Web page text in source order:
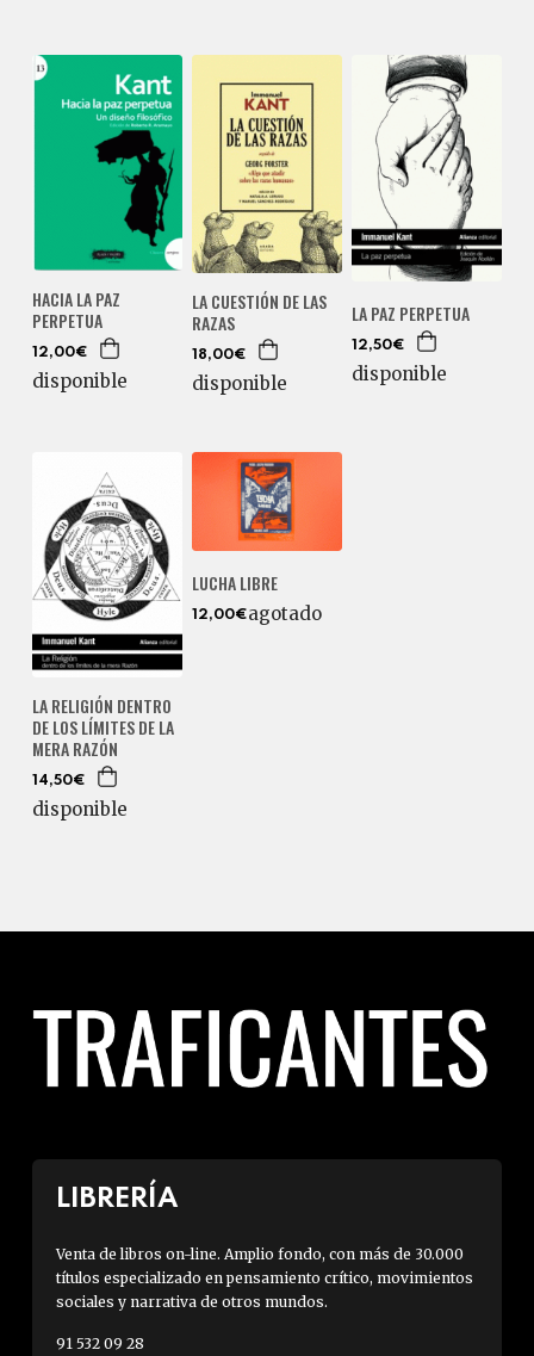
HACIA LA PAZ
PERPETUA
12,00€
disponible
LA CUESTIÓN DE LAS
RAZAS
18,00€
disponible
LA PAZ PERPETUA
12,50€
disponible
LA RELIGIÓN DENTRO
DE LOS LÍMITES DE LA
MERA RAZÓN
14,50€
disponible
LUCHA LIBRE
12,00€agotado
LIBRERÍA
Venta de libros on-line. Amplio fondo, con más de 30.000
títulos especializado en pensamiento crítico, movimientos
sociales y narrativa de otros mundos.
91 532 09 28